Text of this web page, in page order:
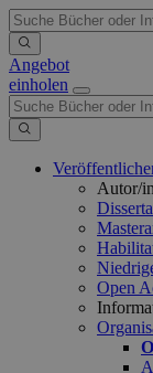
Angebot
einholen
Autor/
Open